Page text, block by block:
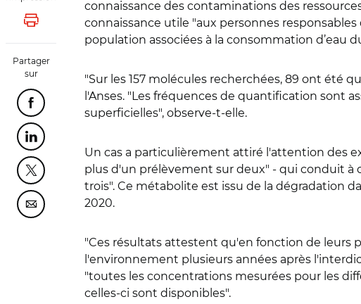
Lancer l'impression
Partager
sur
Partager cette page sur Facebook
Partager cette page sur Linkedin
Partager cette page sur Twitter
Partager cette page sur Courriel
connaissance des contaminations des
connaissance utile "aux personnes
population associées à la consommation d’eau
"Sur les 157 molécules recherchées, 89 ont été
l'Anses. "Les fréquences de quantification sont
superficielles", observe-t-elle.
Un cas a particulièrement attiré l'attention des
plus d'un prélèvement sur deux" - qui conduit à
trois". Ce métabolite est issu de la dégradation
2020.
"Ces résultats attestent qu'en fonction de leurs
l'environnement plusieurs années après
"toutes les concentrations mesurées pour les
celles-ci sont disponibles".